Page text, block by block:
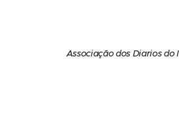
Associação dos Diarios do